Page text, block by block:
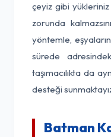
çeyiz gibi
zorunda
yöntemle,
sürede
taşımacılıkta da
desteği
Batman